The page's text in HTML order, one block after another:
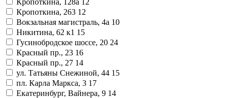
Кропоткина, 263 12
Вокзальная магистраль, 4а 10
Никитина, 62 к1 15
Гусинобродское шоссе, 20 24
Красный пр., 23 16
Красный пр., 27 14
ул. Татьяны Снежиной, 44 15
пл. Карла Маркса, 3 17
Екатеринбург, Вайнера, 9 14